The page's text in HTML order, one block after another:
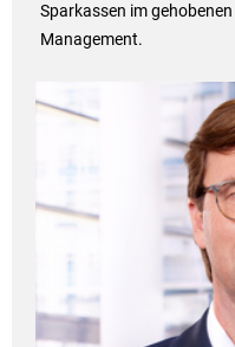
Sparkassen im
Management.